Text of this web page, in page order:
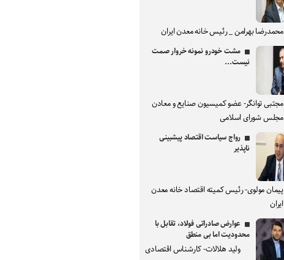
محمدرضا بهرامن _ رئیس خانه معدن ایران
مشت خودرو نمونه خروار صمت
نیست...
مجتبی توانگر- عضو کمیسیون صنایع و معادن
مجلس شورای اسلامی
رواج سیاست اقتصاد پیشبینی
ناپذیر
پیمان مولوی- رئیس کمیته اقتصاد خانه معدن
ایران
عوارض صادراتی فولاد، تقابل با
محدودیت اما بی منطق
ولید هلالات- کارشناس اقتصادی